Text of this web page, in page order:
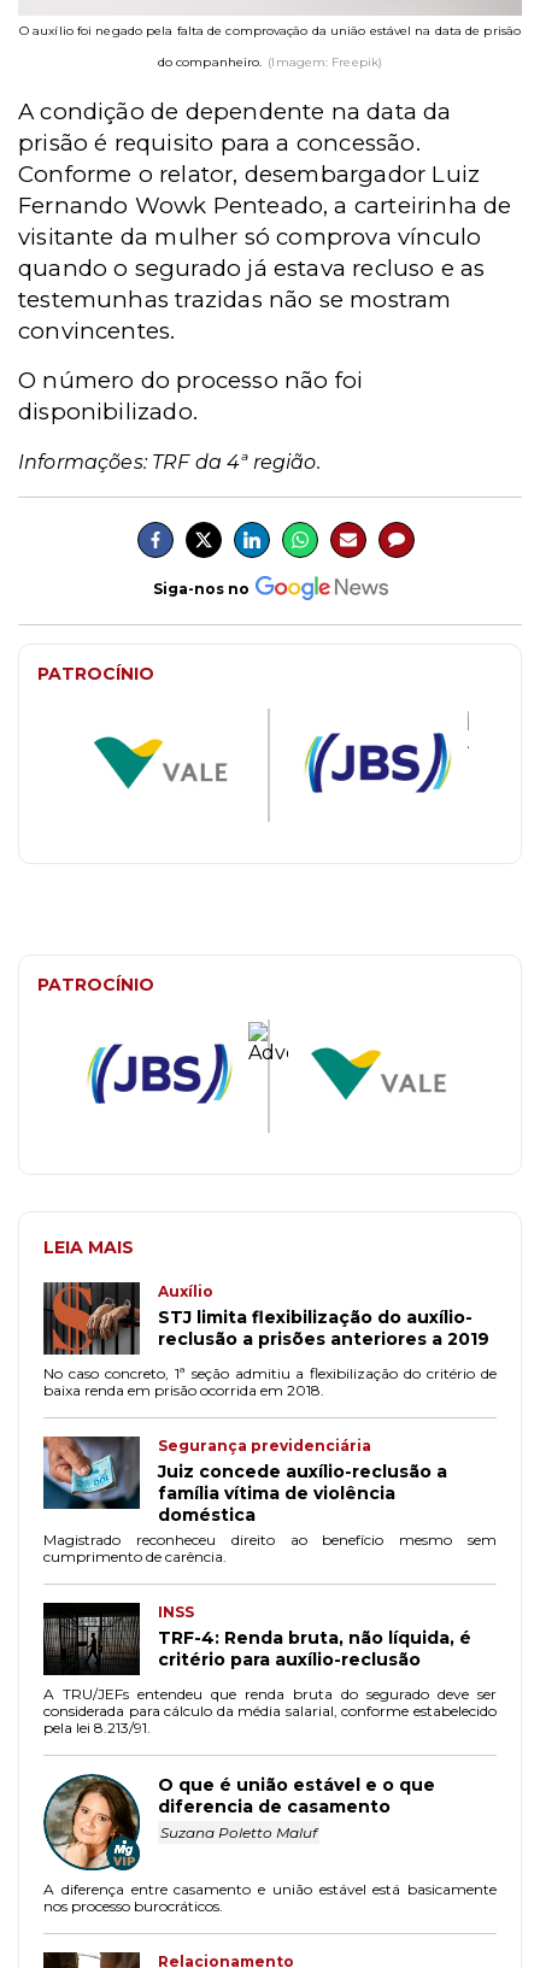
O auxílio foi negado pela falta de comprovação da união estável na data de prisão
do companheiro. (Imagem: Freepik)
A condição de dependente na data da
prisão é requisito para a concessão.
Conforme o relator, desembargador Luiz
Fernando Wowk Penteado, a carteirinha de
visitante da mulher só comprova vínculo
quando o segurado já estava recluso e as
testemunhas trazidas não se mostram
convincentes.
O número do processo não foi
disponibilizado.
Informações: TRF da 4ª região.
Siga-nos no
PATROCÍNIO
PATROCÍNIO
LEIA MAIS
Auxílio
STJ limita flexibilização do auxílio-
reclusão a prisões anteriores a 2019
No caso concreto, 1ª seção admitiu a flexibilização do critério de
baixa renda em prisão ocorrida em 2018.
Segurança previdenciária
Juiz concede auxílio-reclusão a
família vítima de violência
doméstica
Magistrado reconheceu direito ao benefício mesmo sem
cumprimento de carência.
INSS
TRF-4: Renda bruta, não líquida, é
critério para auxílio-reclusão
A TRU/JEFs entendeu que renda bruta do segurado deve ser
considerada para cálculo da média salarial, conforme estabelecido
pela lei 8.213/91.
O que é união estável e o que
diferencia de casamento
Suzana Poletto Maluf
A diferença entre casamento e união estável está basicamente
nos processo burocráticos.
Relacionamento